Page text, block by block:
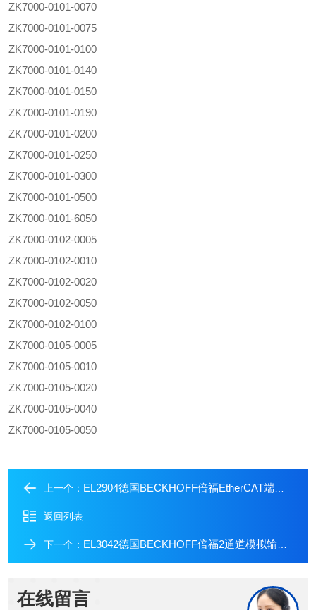
ZK7000-0101-0070
ZK7000-0101-0075
ZK7000-0101-0100
ZK7000-0101-0140
ZK7000-0101-0150
ZK7000-0101-0190
ZK7000-0101-0200
ZK7000-0101-0250
ZK7000-0101-0300
ZK7000-0101-0500
ZK7000-0101-6050
ZK7000-0102-0005
ZK7000-0102-0010
ZK7000-0102-0020
ZK7000-0102-0050
ZK7000-0102-0100
ZK7000-0105-0005
ZK7000-0105-0010
ZK7000-0105-0020
ZK7000-0105-0040
ZK7000-0105-0050
上一个： EL2904德国BECKHOFF倍福EtherCAT端子模块
返回列表
下一个： EL3042德国BECKHOFF倍福2通道模拟输入模块
在线留言